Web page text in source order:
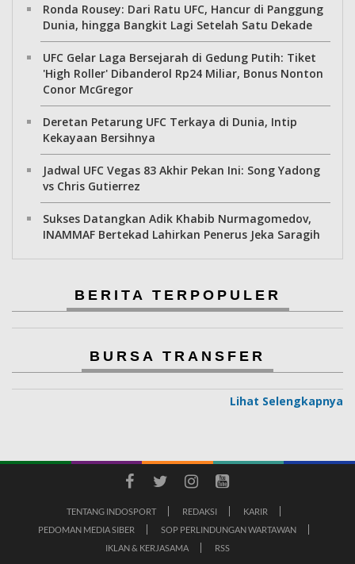
Ronda Rousey: Dari Ratu UFC, Hancur di Panggung
Dunia, hingga Bangkit Lagi Setelah Satu Dekade
UFC Gelar Laga Bersejarah di Gedung Putih: Tiket
'High Roller' Dibanderol Rp24 Miliar, Bonus Nonton
Conor McGregor
Deretan Petarung UFC Terkaya di Dunia, Intip
Kekayaan Bersihnya
Jadwal UFC Vegas 83 Akhir Pekan Ini: Song Yadong
vs Chris Gutierrez
Sukses Datangkan Adik Khabib Nurmagomedov,
INAMMAF Bertekad Lahirkan Penerus Jeka Saragih
BERITA TERPOPULER
BURSA TRANSFER
Lihat Selengkapnya
TENTANG INDOSPORT REDAKSI
KARIR
PEDOMAN MEDIA SIBER
SOP PERLINDUNGAN WARTAWAN
IKLAN & KERJASAMA
RSS